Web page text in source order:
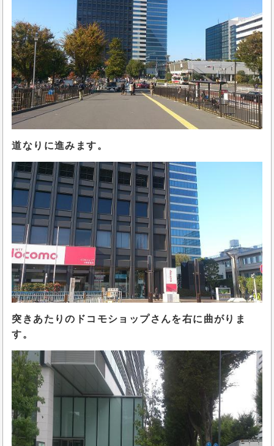
道なりに進みます。
突きあたりのドコモショップさんを右に曲がりま
す。